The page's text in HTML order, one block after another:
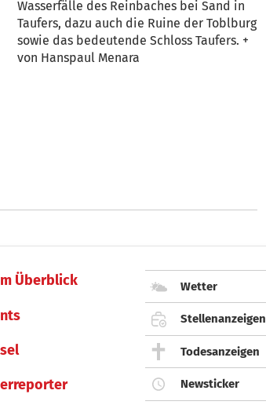
Wasserfälle des Reinbaches bei Sand in
Taufers, dazu auch die Ruine der Toblburg
sowie das bedeutende Schloss Taufers. +
von Hanspaul Menara
Überblick Wetter
Stellenanzeigen
Todesanzeigen
Newsticker